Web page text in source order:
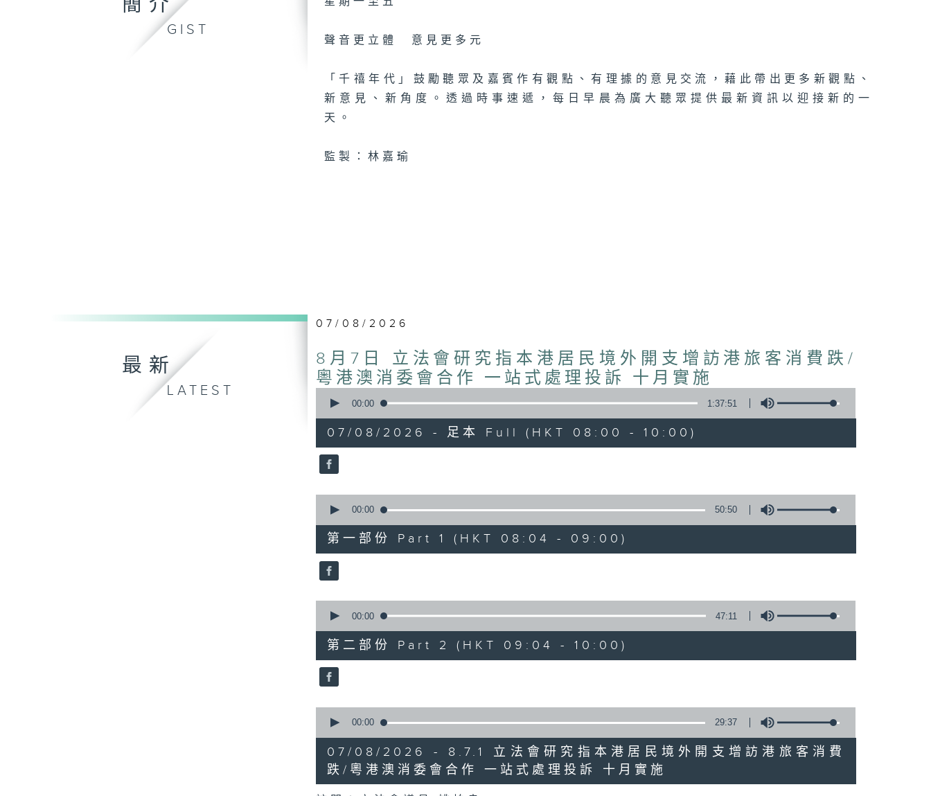
簡介
GIST
聲音更立體 意見更多元
「千禧年代」鼓勵聽眾及嘉賓作有觀點、有理據的意見交流，藉此帶出更多新觀點、
新意見、新角度。透過時事速遞，每日早晨為廣大聽眾提供最新資訊以迎接新的一
天。
監製：林嘉瑜
最新
LATEST
07/08/2026
8月7日 立法會研究指本港居民境外開支增訪港旅客消費跌/
粵港澳消委會合作 一站式處理投訴 十月實施
seconds
hour,
37
minutes,
51
90%
00:00 1:37:51
07/08/2026 - 足本 Full (HKT 08:00 - 10:00)
seconds
50
minutes,
50
seconds
90%
00:00 50:50
第一部份 Part 1 (HKT 08:04 - 09:00)
seconds
47
minutes,
11
seconds
90%
00:00 47:11
第二部份 Part 2 (HKT 09:04 - 10:00)
seconds
29
minutes,
37
seconds Volume
00:00 29:37
07/08/2026 - 8.7.1 立法會研究指本港居民境外開支增訪港旅客消費
跌/粵港澳消委會合作 一站式處理投訴 十月實施